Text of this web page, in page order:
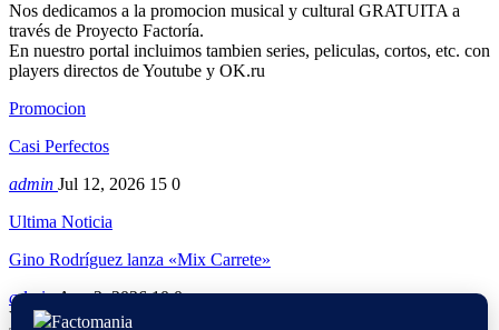
Nos dedicamos a la promocion musical y cultural GRATUITA a
través de Proyecto Factoría.
En nuestro portal incluimos tambien series, peliculas, cortos, etc. con
players directos de Youtube y OK.ru
Promocion
Casi Perfectos
admin Jul 12, 2026 15 0
Ultima Noticia
Gino Rodríguez lanza «Mix Carrete»
adminAgo 2, 2026 10 0
Visitantes